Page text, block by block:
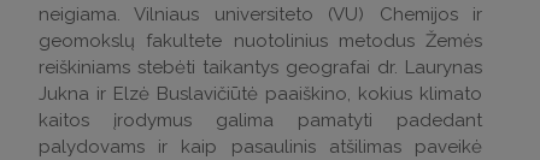
neigiama. Vilniaus universiteto (VU) Chemijos ir
geomokslų fakultete nuotolinius metodus Žemės
reiškiniams stebėti taikantys geografai dr. Laurynas
Jukna ir Elzė Buslavičiūtė paaiškino, kokius klimato
kaitos įrodymus galima pamatyti padedant
palydovams ir kaip pasaulinis atšilimas paveikė